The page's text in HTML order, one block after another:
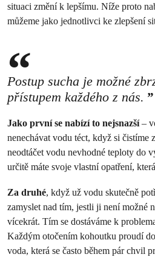
situaci změní k lepšímu. Níže proto
můžeme jako jednotlivci ke zlepšení
Postup sucha je možné
přístupem každého z nás.
Jako první se nabízí to nejsnazší–
nenechávat vodu téct, když si čistíme
neodtáčet vodu nevhodné teploty do
určitě máte svoje vlastní opatření,
Za druhé, když už vodu skutečně
zamyslet nad tím, jestli ji není možné
vícekrát. Tím se dostáváme k
Každým otočením kohoutku proudí
voda, která se často během pár chvil